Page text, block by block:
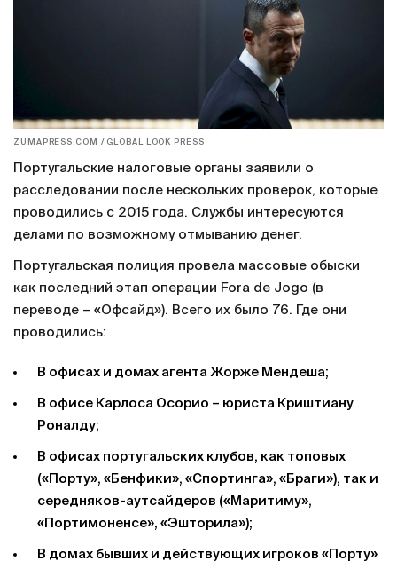
ZUMAPRESS.COM / GLOBAL LOOK PRESS
Португальские налоговые органы заявили о
расследовании после нескольких проверок, которые
проводились с 2015 года. Службы интересуются
делами по возможному отмыванию денег.
Португальская полиция провела массовые обыски
как последний этап операции Fora de Jogo (в
переводе – «Офсайд»). Всего их было 76. Где они
проводились:
В офисах и домах агента Жорже Мендеша;
В офисе Карлоса Осорио – юриста Криштиану
Роналду;
В офисах португальских клубов, как топовых
(«Порту», «Бенфики», «Спортинга», «Браги»), так и
середняков-аутсайдеров («Маритиму»,
«Портимоненсе», «Эшторила»);
В домах бывших и действующих игроков «Порту»